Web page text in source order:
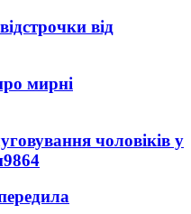
від
мирні
чоловіків у
9864